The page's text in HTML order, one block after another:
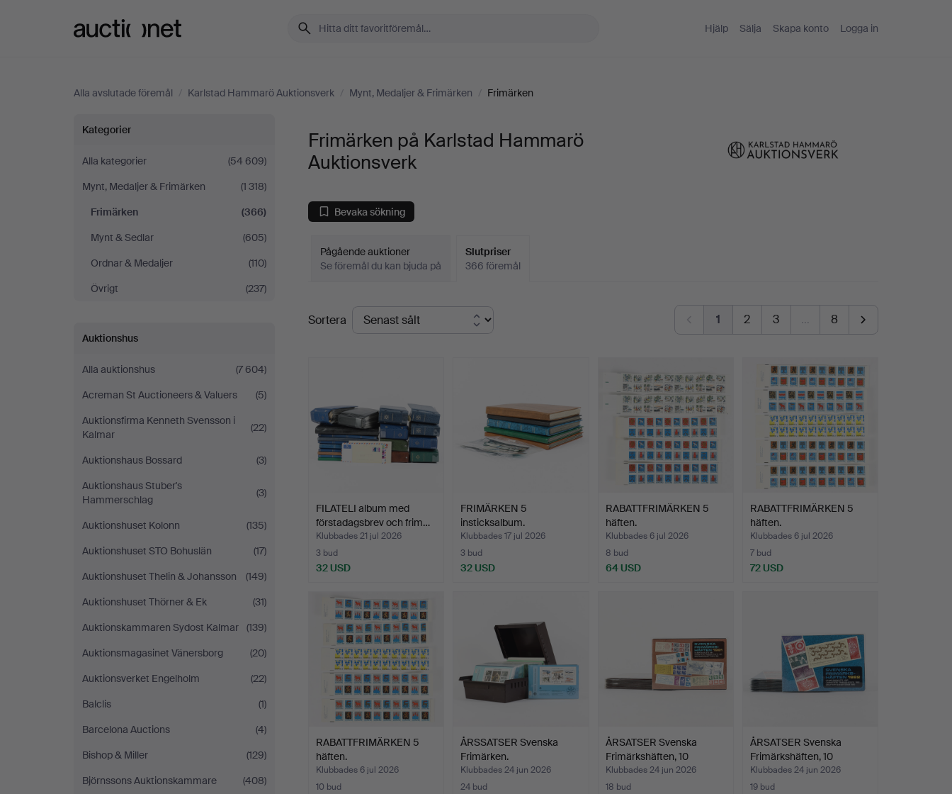
Hjälp Sälja Skapa konto Logga in
Alla avslutade föremål / Karlstad Hammarö Auktionsverk / Mynt, Medaljer & Frimärken / Frimärken
Frimärken
på
Karlstad
Hammarö
Auktionsverk
Kategorier
Alla kategorier
(54 609)
Mynt, Medaljer & Frimärken
(1 318)
Frimärken
(366)
Mynt & Sedlar
(605)
Ordnar & Medaljer
(110)
Övrigt
(237)
Auktionshus
Alla auktionshus
(7 604)
Acreman St Auctioneers & Valuers
(5)
Auktionsfirma Kenneth Svensson i
Kalmar
(22)
Auktionshaus Bossard
(3)
Auktionshaus Stuber's
Hammerschlag
(3)
Auktionshuset Kolonn
(135)
Auktionshuset STO Bohuslän
(17)
Auktionshuset Thelin & Johansson
(149)
Auktionshuset Thörner & Ek
(31)
Auktionskammaren Sydost Kalmar
(139)
Auktionsmagasinet Vänersborg
(20)
Auktionsverket Engelholm
(22)
Balclis
(1)
Barcelona Auctions
(4)
Bishop & Miller
(129)
Björnssons Auktionskammare
(408)
Frimärken på Karlstad Hammarö
Auktionsverk
Bevaka sökning
Pågående auktioner
Se föremål du kan bjuda på
Slutpriser
366 föremål
Slutpriser
Sortera 1 2 3 … 8
FILATELI album med
förstadagsbrev och frim…
Klubbades 21 jul 2026
3 bud
32 USD
FRIMÄRKEN 5
insticksalbum.
Klubbades 17 jul 2026
3 bud
32 USD
RABATTFRIMÄRKEN 5
häften.
Klubbades 6 jul 2026
8 bud
64 USD
RABATTFRIMÄRKEN 5
häften.
Klubbades 6 jul 2026
7 bud
72 USD
RABATTFRIMÄRKEN 5
häften.
Klubbades 6 jul 2026
10 bud
ÅRSSATSER Svenska
Frimärken.
Klubbades 24 jun 2026
24 bud
ÅRSATSER Svenska
Frimärkshäften, 10
stycke…
Klubbades 24 jun 2026
18 bud
ÅRSATSER Svenska
Frimärkshäften, 10
stycke…
Klubbades 24 jun 2026
19 bud